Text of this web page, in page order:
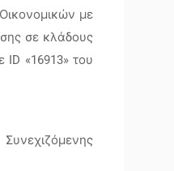
με
σε κλάδους
«16913» του